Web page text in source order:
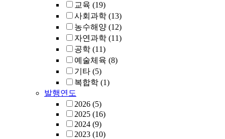
교육 (19)
사회과학 (13)
농수해양 (12)
자연과학 (11)
공학 (11)
예술체육 (8)
기타 (5)
복합학 (1)
발행연도
2026 (5)
2025 (16)
2024 (9)
2023 (10)